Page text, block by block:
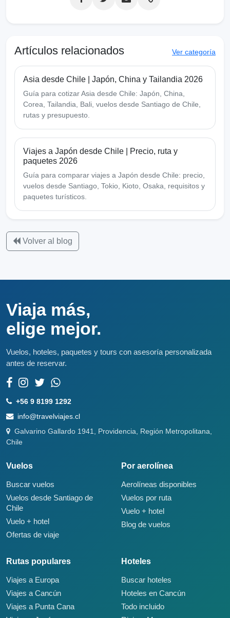
Artículos relacionados Ver categoría
Asia desde Chile | Japón, China y Tailandia 2026
Guía para cotizar Asia desde Chile: Japón, China,
Corea, Tailandia, Bali, vuelos desde Santiago de Chile,
rutas y presupuesto.
Viajes a Japón desde Chile | Precio, ruta y
paquetes 2026
Guía para comparar viajes a Japón desde Chile: precio,
vuelos desde Santiago, Tokio, Kioto, Osaka, requisitos y
paquetes turísticos.
Volver al blog
Viaja más,
elige mejor.
Vuelos, hoteles, paquetes y tours con asesoría personalizada
antes de reservar.
+56 9 8199 1292
info@travelviajes.cl
Galvarino Gallardo 1941, Providencia, Región Metropolitana,
Chile
Vuelos
Buscar vuelos
Vuelos desde Santiago de
Chile
Vuelo + hotel
Ofertas de viaje
Por aerolínea
Aerolíneas disponibles
Vuelos por ruta
Vuelo + hotel
Blog de vuelos
Rutas populares
Viajes a Europa
Viajes a Cancún
Viajes a Punta Cana
Hoteles
Buscar hoteles
Hoteles en Cancún
Todo incluido